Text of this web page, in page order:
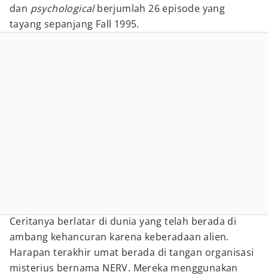
dan psychologicalberjumlah 26 episode yang
tayang sepanjang Fall 1995.
Ceritanya berlatar di dunia yang telah berada di
ambang kehancuran karena keberadaan alien.
Harapan terakhir umat berada di tangan organisasi
misterius bernama NERV. Mereka menggunakan